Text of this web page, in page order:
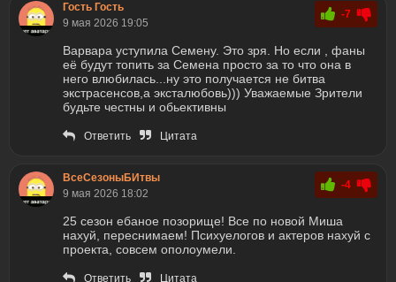
Гость Гость
9 мая 2026 19:05
-7
Варвара уступила Семену. Это зря. Но если , фаны
её будут топить за Семена просто за то что она в
него влюбилась...ну это получается не битва
экстрасенсов,а эксталюбовь))) Уважаемые Зрители
будьте честны и обьективны
Ответить Цитата
ВсеСезоныБИтвы
9 мая 2026 18:02
-4
25 сезон ебаное позорище! Все по новой Миша
нахуй, переснимаем! Психуелогов и актеров нахуй с
проекта, совсем ополоумели.
Ответить Цитата